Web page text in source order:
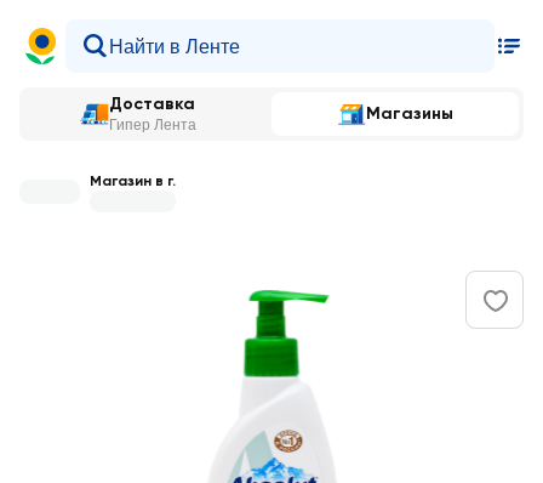
Доставка
Гипер Лента
Магазины
Магазин в г.